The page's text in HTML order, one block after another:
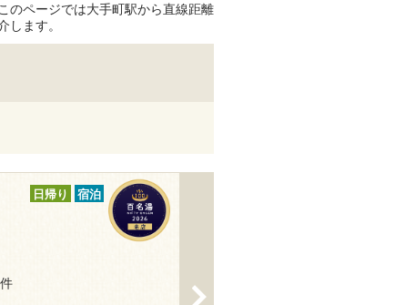
のページでは大手町駅から直線距離
します。
日帰り 宿泊